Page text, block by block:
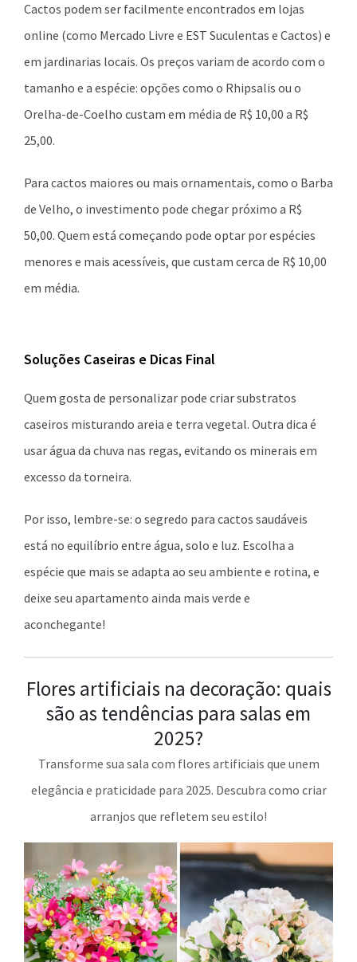
Cactos podem ser facilmente encontrados em lojas
online (como Mercado Livre e EST Suculentas e Cactos) e
em jardinarias locais. Os preços variam de acordo com o
tamanho e a espécie: opções como o Rhipsalis ou o
Orelha-de-Coelho custam em média de R$ 10,00 a R$
25,00.
Para cactos maiores ou mais ornamentais, como o Barba
de Velho, o investimento pode chegar próximo a R$
50,00. Quem está começando pode optar por espécies
menores e mais acessíveis, que custam cerca de R$ 10,00
em média.
Soluções Caseiras e Dicas Final
Quem gosta de personalizar pode criar substratos
caseiros misturando areia e terra vegetal. Outra dica é
usar água da chuva nas regas, evitando os minerais em
excesso da torneira.
Por isso, lembre-se: o segredo para cactos saudáveis
está no equilíbrio entre água, solo e luz. Escolha a
espécie que mais se adapta ao seu ambiente e rotina, e
deixe seu apartamento ainda mais verde e
aconchegante!
Flores artificiais na decoração: quais
são as tendências para salas em
2025?
Transforme sua sala com flores artificiais que unem
elegância e praticidade para 2025. Descubra como criar
arranjos que refletem seu estilo!